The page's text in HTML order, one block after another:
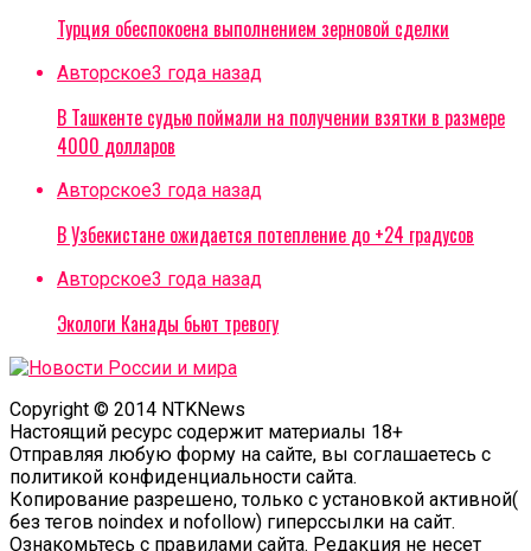
Турция обеспокоена выполнением зерновой сделки
Авторское3 года назад
В Ташкенте судью поймали на получении взятки в размере
4000 долларов
Авторское3 года назад
В Узбекистане ожидается потепление до +24 градусов
Авторское3 года назад
Экологи Канады бьют тревогу
Copyright © 2014 NTKNews
Настоящий ресурс содержит материалы 18+
Отправляя любую форму на сайте, вы соглашаетесь с
политикой конфиденциальности сайта.
Копирование разрешено, только с установкой активной(
без тегов noindex и nofollow) гиперссылки на сайт.
Ознакомьтесь с правилами сайта. Редакция не несет